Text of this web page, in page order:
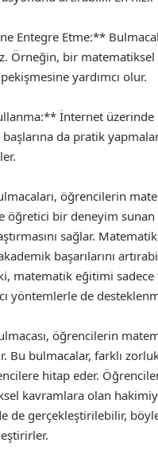
Entegre Etme:**
Örneğin, bir
yardımcı olur.
İnternet üzerinde
da pratik
öğrencilerin
öğretici bir deneyim
sağlar.
başarılarını
matematik eğitimi
yöntemlerle de
öğrencilerin
Bu bulmacalar, farklı
hitap eder.
kavramlara olan
de gerçekleştirilebilir,